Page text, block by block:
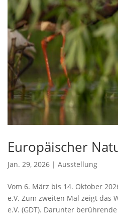
Europäischer
Jan. 29, 2026 |Ausstellung
Vom 6. März bis 14. Oktober
e.V. Zum zweiten Mal zeigt das
e.V. (GDT). Darunter